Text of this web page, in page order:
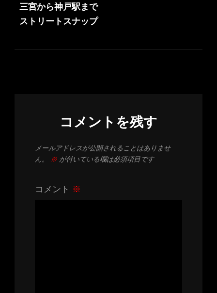
稿
ナ
の
投
三宮から神戸駅まで
ストリートスナップ
コメントを残す
メールアドレスが公開されることはありませ
ん。
※が付いている欄は必須項目です
コメント ※